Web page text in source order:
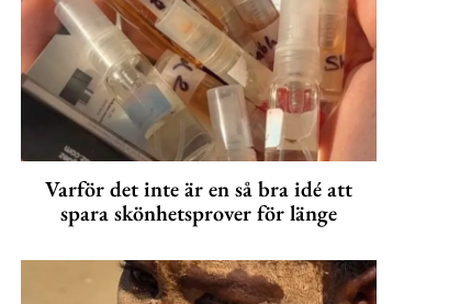
Varför det inte är en så bra idé att
spara skönhetsprover för länge